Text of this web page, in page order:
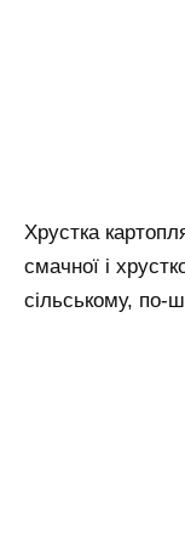
Хрустка
смачної і
сільському, по-